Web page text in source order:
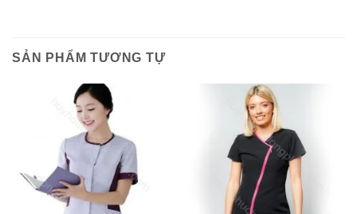
SẢN PHẨM TƯƠNG TỰ